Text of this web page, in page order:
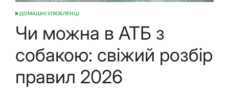
ОПУБЛІКУВАТИ
ДОМАШНІ УЛЮБЛЕНЦІ
Чи можна в АТБ з
собакою: свіжий розбір
правил 2026